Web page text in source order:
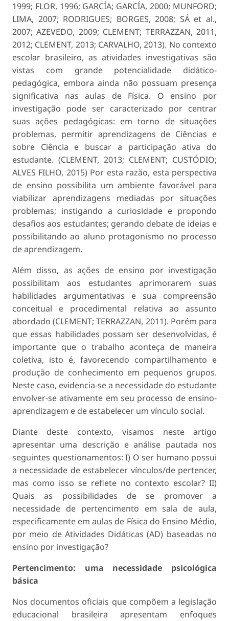
1999; FLOR, 1996; GARCÍA; GARCÍA, 2000; MUNFORD;
LIMA, 2007; RODRIGUES; BORGES, 2008; SÁ et al.,
2007; AZEVEDO, 2009; CLEMENT; TERRAZZAN, 2011,
2012; CLEMENT, 2013; CARVALHO, 2013). No contexto
escolar brasileiro, as atividades investigativas são
vistas com grande potencialidade didático-
pedagógica, embora ainda não possuam presença
significativa nas aulas de Física. O ensino por
investigação pode ser caracterizado por centrar
suas ações pedagógicas: em torno de situações
problemas, permitir aprendizagens de Ciências e
sobre Ciência e buscar a participação ativa do
estudante. (CLEMENT, 2013; CLEMENT; CUSTÓDIO;
ALVES FILHO, 2015) Por esta razão, esta perspectiva
de ensino possibilita um ambiente favorável para
viabilizar aprendizagens mediadas por situações
problemas; instigando a curiosidade e propondo
desafios aos estudantes; gerando debate de ideias e
possibilitando ao aluno protagonismo no processo
de aprendizagem.
Além disso, as ações de ensino por investigação
possibilitam aos estudantes aprimorarem suas
habilidades argumentativas e sua compreensão
conceitual e procedimental relativa ao assunto
abordado (CLEMENT; TERRAZZAN, 2011). Porém para
que essas habilidades possam ser desenvolvidas, é
importante que o trabalho aconteça de maneira
coletiva, isto é, favorecendo compartilhamento e
produção de conhecimento em pequenos grupos.
Neste caso, evidencia-se a necessidade do estudante
envolver-se ativamente em seu processo de ensino-
aprendizagem e de estabelecer um vínculo social.
Diante deste contexto, visamos neste artigo
apresentar uma descrição e análise pautada nos
seguintes questionamentos: I) O ser humano possui
a necessidade de estabelecer vínculos/de pertencer,
mas como isso se reflete no contexto escolar? II)
Quais as possibilidades de se promover a
necessidade de pertencimento em sala de aula,
especificamente em aulas de Física do Ensino Médio,
por meio de Atividades Didáticas (AD) baseadas no
ensino por investigação?
Pertencimento: uma necessidade psicológica
básica
Nos documentos oficiais que compõem a legislação
educacional brasileira apresentam enfoques